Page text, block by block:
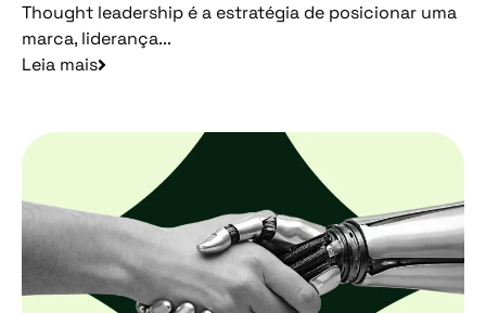
Thought leadership é a estratégia de posicionar uma
marca, liderança...
Leia mais